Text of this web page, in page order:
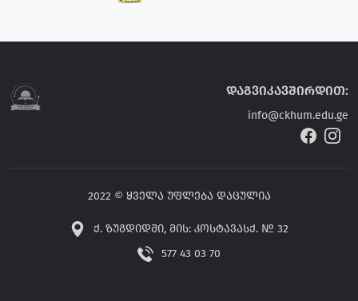
დაგვიკავშირდით:
info@ckhum.edu.ge
2022 © ყველა უფლება დაცულია
ქ. ზუგდიდში, მის: კოსტავასქ. № 32
577 43 03 70